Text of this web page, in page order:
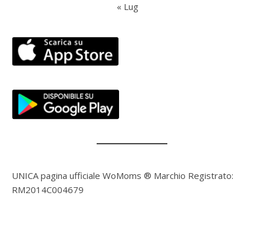
« Lug
UNICA pagina ufficiale WoMoms ® Marchio Registrato:
RM2014C004679